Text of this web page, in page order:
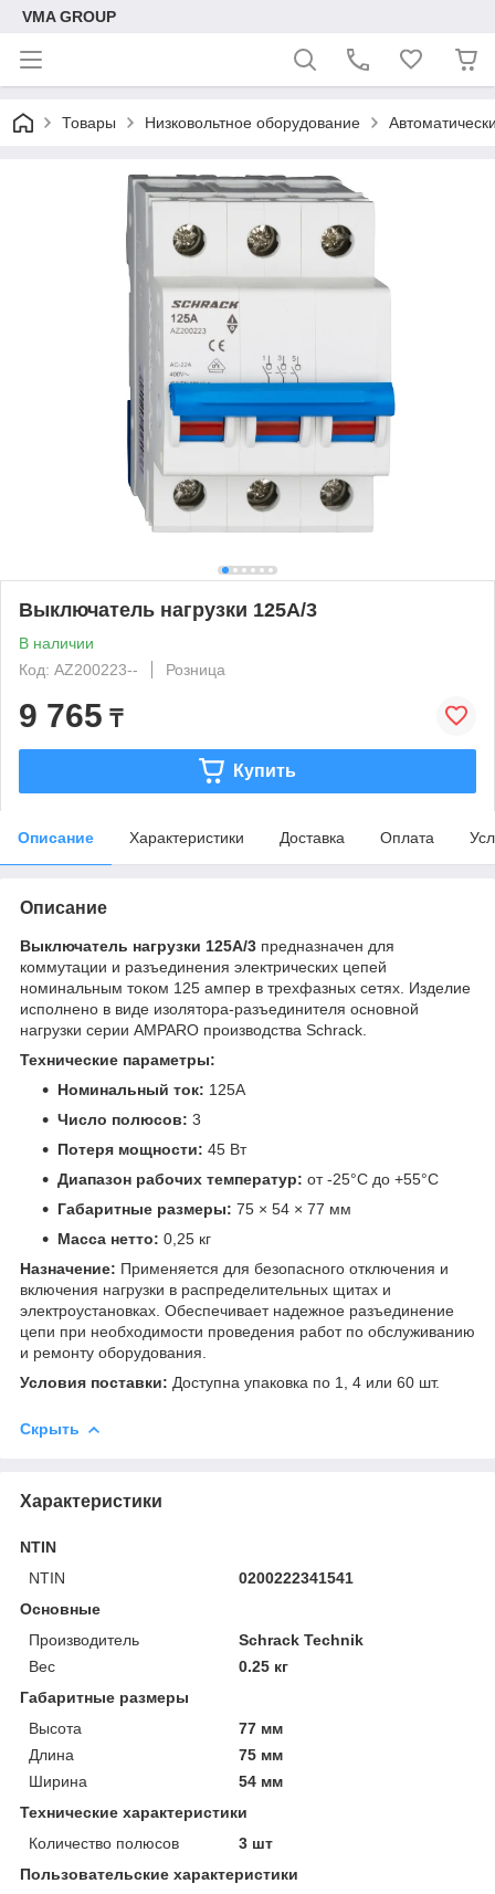
VMA GROUP
Товары Низковольтное оборудование
Выключатель нагрузки 125А/3
В наличии
Код: AZ200223--
Розница
9 765 ₸
Купить
Описание Характеристики Доставка Оплата
Описание
Выключатель нагрузки 125А/3 предназначен для
коммутации и разъединения электрических цепей
номинальным током 125 ампер в трехфазных сетях. Изделие
исполнено в виде изолятора-разъединителя основной
нагрузки серии AMPARO производства Schrack.
Технические параметры:
Номинальный ток: 125А
Число полюсов: 3
Потеря мощности: 45 Вт
Диапазон рабочих температур: от -25°C до +55°C
Габаритные размеры: 75 × 54 × 77 мм
Масса нетто: 0,25 кг
Назначение: Применяется для безопасного отключения и
включения нагрузки в распределительных щитах и
электроустановках. Обеспечивает надежное разъединение
цепи при необходимости проведения работ по обслуживанию
и ремонту оборудования.
Условия поставки: Доступна упаковка по 1, 4 или 60 шт.
Скрыть
Характеристики
NTIN
NTIN
0200222341541
Основные
Производитель
Schrack Technik
Вес
0.25 кг
Габаритные размеры
Высота
77 мм
Длина
75 мм
Ширина
54 мм
Технические характеристики
Количество полюсов
3 шт
Пользовательские характеристики